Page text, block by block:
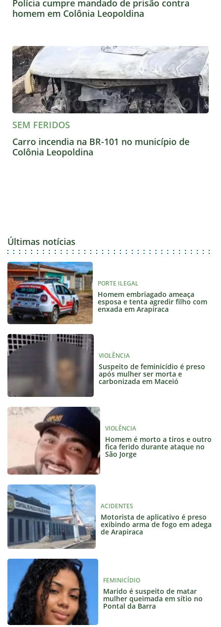
Polícia cumpre mandado de prisão contra
homem em Colônia Leopoldina
SEM FERIDOS
Carro incendia na BR-101 no município de
Colônia Leopoldina
Últimas notícias
PORTE ILEGAL
Homem embriagado ameaça
esposa e tenta agredir filho com
enxada em Arapiraca
VIOLÊNCIA
Suspeito de feminicídio é preso
após mulher ser morta e
carbonizada em Maceió
VIOLÊNCIA
Homem é morto a tiros e outro
fica ferido durante ataque no
São Jorge
ACIDENTES
Motorista de aplicativo é preso
exibindo arma de fogo em adega
de Arapiraca
FEMINICÍDIO
Marido é suspeito de matar
mulher queimada em sítio no
Pontal da Barra